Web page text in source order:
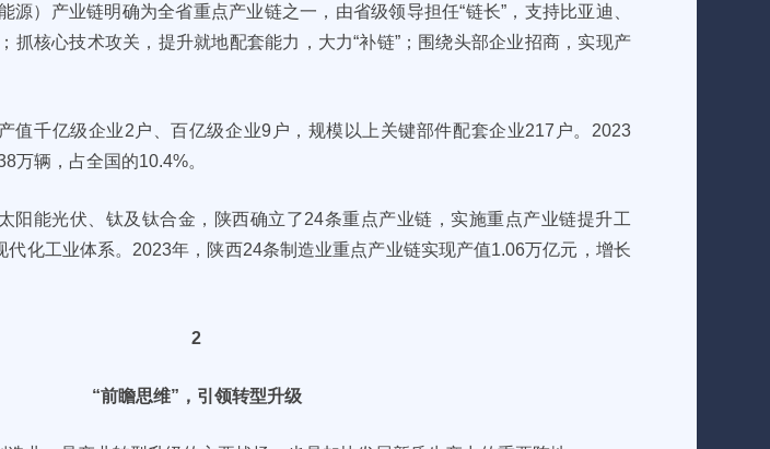
源）产业链明确为全省重点产业链之一，由省级领导担任“链长”，支持比亚迪、
抓核心技术攻关，提升就地配套能力，大力“补链”；围绕头部企业招商，实现产
值千亿级企业2户、百亿级企业9户，规模以上关键部件配套企业217户。2023
万辆，占全国的10.4%。
阳能光伏、钛及钛合金，陕西确立了24条重点产业链，实施重点产业链提升工
代化工业体系。2023年，陕西24条制造业重点产业链实现产值1.06万亿元，增长
2
“前瞻思维”，引领转型升级